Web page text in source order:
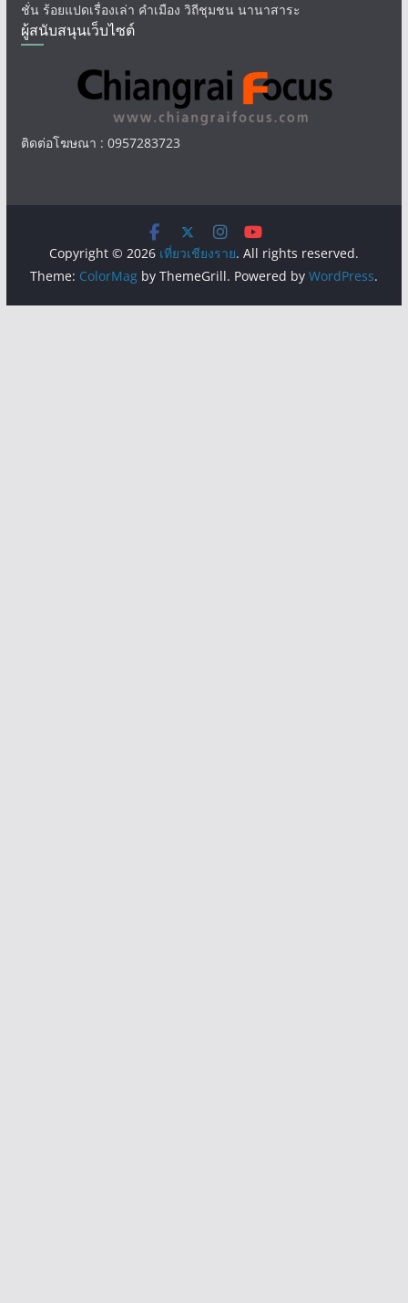
ชั่น ร้อยแปดเรื่องเล่า คำเมือง วิถีชุมชน นานาสาระ
ผู้สนับสนุนเว็บไซต์
ติดต่อโฆษณา : 0957283723
Copyright © 2026 เที่ยวเชียงราย. All rights reserved.
Theme: ColorMagby ThemeGrill. Powered by WordPress.